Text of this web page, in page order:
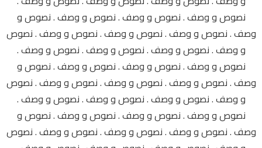
نصوص و وصف . نصوص و وصف . نصوص و وصف . نصوص و
وصف . نصوص و وصف . نصوص و وصف . نصوص و وصف . نصوص
و وصف . نصوص و وصف . نصوص و وصف . نصوص و وصف .
نصوص و وصف . نصوص و وصف . نصوص و وصف . نصوص و
وصف . نصوص و وصف . نصوص و وصف . نصوص و وصف . نصوص
و وصف . نصوص و وصف . نصوص و وصف . نصوص و وصف .
نصوص و وصف . نصوص و وصف . نصوص و وصف . نصوص و
وصف . نصوص و وصف . نصوص و وصف . نصوص و وصف . نصوص